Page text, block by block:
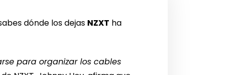
dónde los dejas NZXT ha
para organizar los cables